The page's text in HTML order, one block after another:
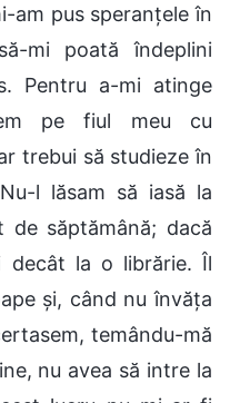
am pus speranțele în
mi poată îndeplini
Pentru a-mi atinge
pe fiul meu cu
trebui să studieze în
l lăsam să iasă la
săptămână; dacă
decât la o librărie. Îl
și, când nu învăța
temându-mă
nu avea să intre la